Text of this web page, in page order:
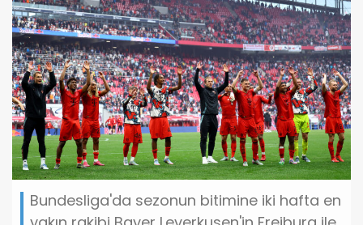
Bundesliga'da sezonun bitimine iki hafta en